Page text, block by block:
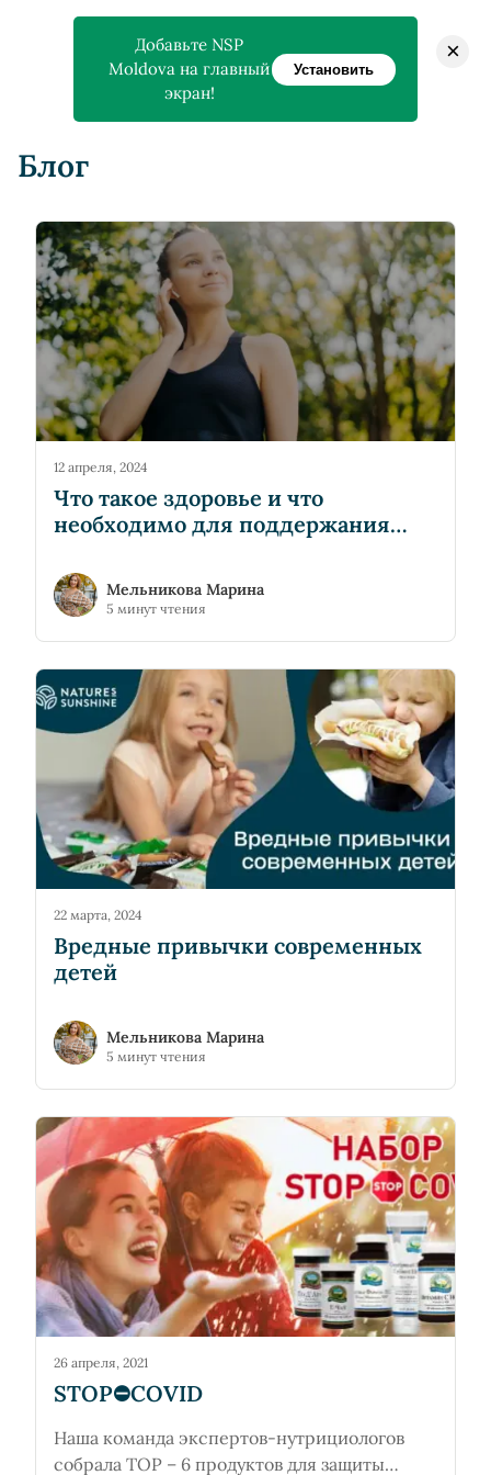
Главная > Блог
Блог
12 апреля, 2024
Что такое здоровье и что
необходимо для поддержания
Мельникова Марина
5 минут чтения
22 марта, 2024
Вредные привычки современных
детей
Мельникова Марина
5 минут чтения
26 апреля, 2021
STOP⛔️COVID
Наша команда экспертов-нутрициологов
собрала TOP – 6 продуктов для защиты
Добавьте NSP
Moldova на главный
экран!
Установить
×